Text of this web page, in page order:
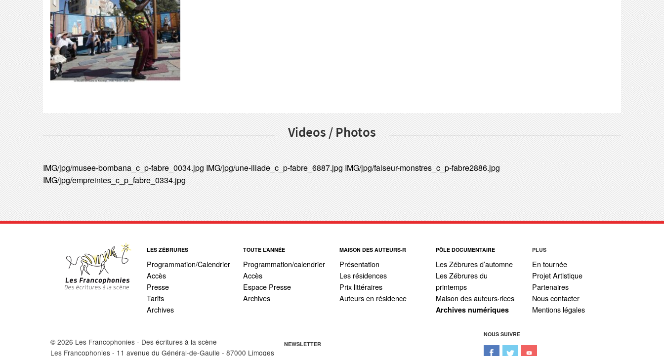
Videos / Photos
IMG/jpg/musee-bombana_c_p-fabre_0034.jpg IMG/jpg/une-iliade_c_p-fabre_6887.jpg IMG/jpg/faiseur-monstres_c_p-fabre2886.jpg
IMG/jpg/empreintes_c_p_fabre_0334.jpg
LES ZÉBRURES
Programmation/Calendrier
Accès
Presse
Tarifs
Archives
TOUTE L’ANNÉE
Programmation/calendrier
Accès
Espace Presse
Archives
MAISON DES AUTEURS·R
Présentation
Les résidences
Prix littéraires
Auteurs en résidence
PÔLE DOCUMENTAIRE
Les Zébrures d’automne
Les Zébrures du
printemps
Maison des auteurs·rices
Archives numériques
PLUS
En tournée
Projet Artistique
Partenaires
Nous contacter
Mentions légales
© 2026 Les Francophonies - Des écritures à la scène
Les Francophonies - 11 avenue du Général-de-Gaulle - 87000 Limoges
NEWSLETTER
NOUS SUIVRE